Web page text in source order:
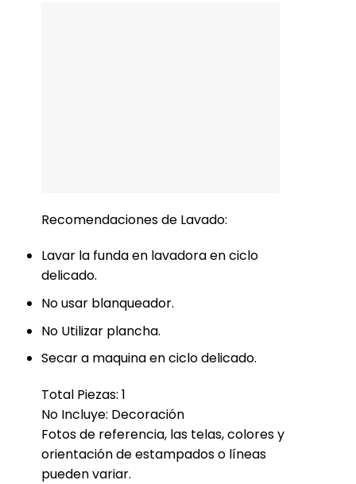
Recomendaciones de Lavado:
Lavar la funda en lavadora en ciclo
delicado.
No usar blanqueador.
No Utilizar plancha.
Secar a maquina en ciclo delicado.
Total Piezas: 1
No Incluye: Decoración
Fotos de referencia, las telas, colores y
orientación de estampados o líneas
pueden variar.